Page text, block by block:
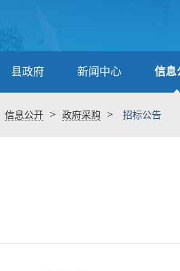
县政府 新闻中心 信息
信息公开 > 政府采购 > 招标公告